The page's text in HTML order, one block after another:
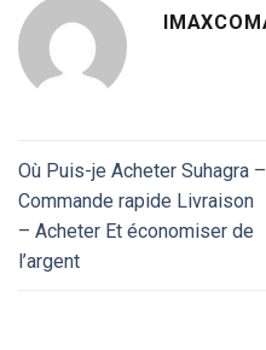
Où Puis-je Acheter Suhagra –
Commande rapide Livraison
– Acheter Et économiser de
l’argent